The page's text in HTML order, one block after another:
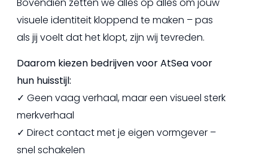
visuele identiteit kloppend te maken – pas
als jij voelt dat het klopt, zijn wij tevreden.
Daarom kiezen bedrijven voor AtSea voor
hun huisstijl:
✓ Geen vaag verhaal, maar een visueel sterk
merkverhaal
✓ Direct contact met je eigen vormgever –
snel schakelen